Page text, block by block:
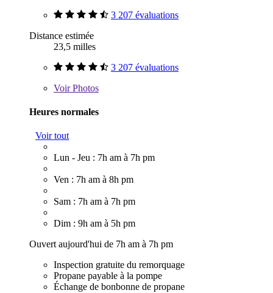
3 207 évaluations
Distance estimée
23,5 milles
3 207 évaluations
VoirPhotos
Heures normales
Voir tout
Lun - Jeu : 7h am à 7h pm
Ven : 7h am à 8h pm
Sam : 7h am à 7h pm
Dim : 9h am à 5h pm
Ouvert aujourd'hui de 7h am à 7h pm
Inspection gratuite du remorquage
Propane payable à la pompe
Échange de bonbonne de propane